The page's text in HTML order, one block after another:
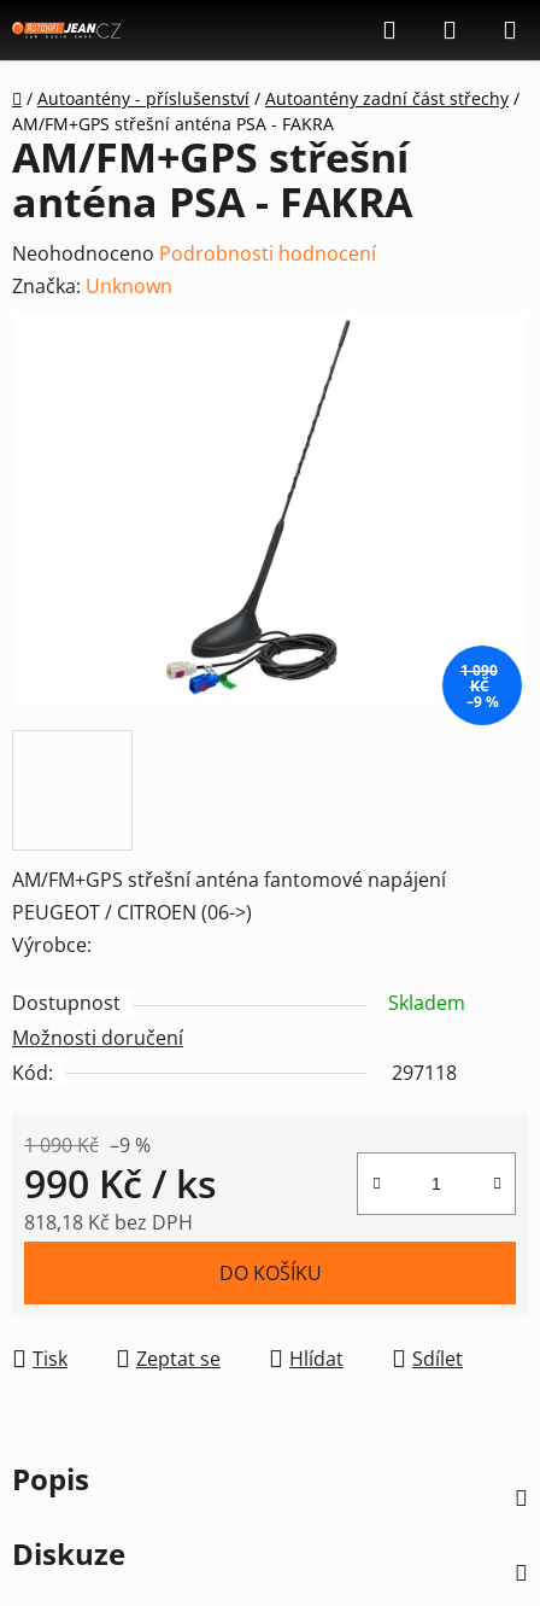
na
obsah
Hledat
KOŠÍK
Domů
/ Autoantény - příslušenství / Autoantény zadní část střechy /
AM/FM+GPS střešní anténa PSA - FAKRA
AM/FM+GPS střešní anténa fantomové napájení
PEUGEOT / CITROEN (06->)
Výrobce:
Dostupnost
Skladem
Možnosti doručení
Kód:
297118
1 090 Kč –9 %
990 Kč / ks
818,18 Kč bez DPH
DO KOŠÍKU
Tisk Zeptat se Hlídat Sdílet
AM/FM+GPS střešní
anténa PSA - FAKRA
Průměrné
hodnocení
Neohodnoceno Podrobnosti hodnocení
Značka: Unknown
1 090
KČ
–9 %
Popis
Diskuze